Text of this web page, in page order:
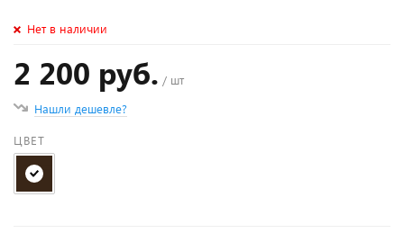
Нет в наличии
2 200 руб. / шт
Нашли дешевле?
ЦВЕТ